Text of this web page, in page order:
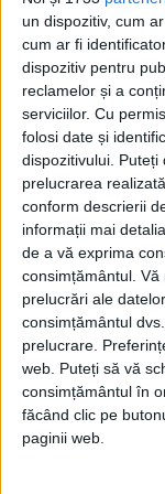
un dispozitiv, cum
cum ar fi
dispozitiv pentru
reclamelor și a
serviciilor. Cu
folosi date și
dispozitivului.
prelucrarea
conform descrierii
informații mai
de a vă exprima
consimțământul. Vă
prelucrări ale
consimțământul
prelucrare.
web. Puteți să vă
consimțământul în
făcând clic pe
paginii web.
Carol al
România
Afaceri
ETICHETE:
PUBLICAT IN
DISTRIBUIE ȘTIREA:
DACĂ VA PLAC
ȘI PE PAGINA
la